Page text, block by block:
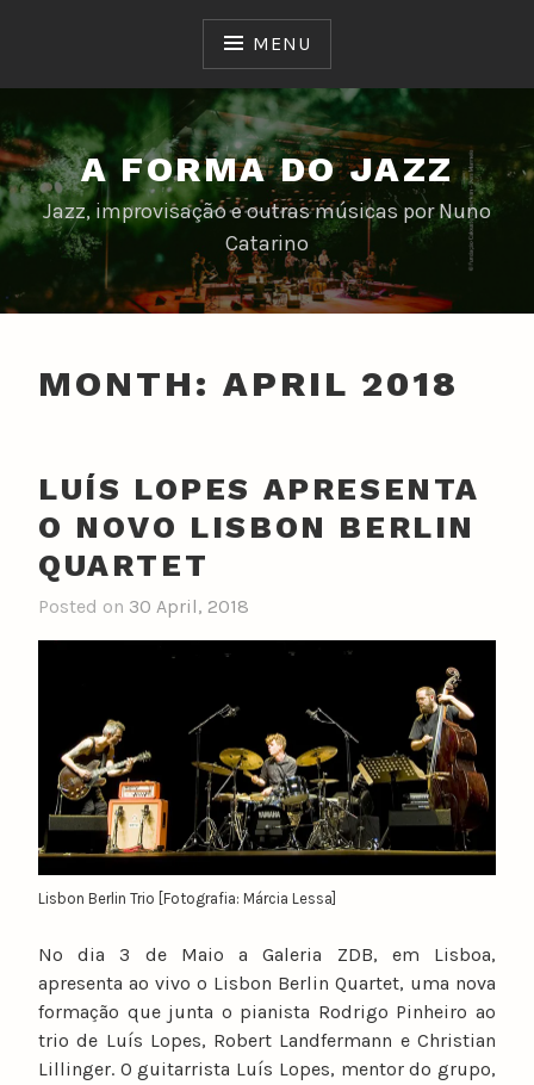
MENU
A FORMA DO JAZZ
Jazz, improvisação e outras músicas por Nuno
Catarino
MONTH: APRIL 2018
LUÍS LOPES APRESENTA
O NOVO LISBON BERLIN
QUARTET
Posted on 30 April, 2018
Lisbon Berlin Trio [Fotografia: Márcia Lessa]
No dia 3 de Maio a Galeria ZDB, em Lisboa,
apresenta ao vivo o Lisbon Berlin Quartet, uma nova
formação que junta o pianista Rodrigo Pinheiro ao
trio de Luís Lopes, Robert Landfermann e Christian
Lillinger. O guitarrista Luís Lopes, mentor do grupo,